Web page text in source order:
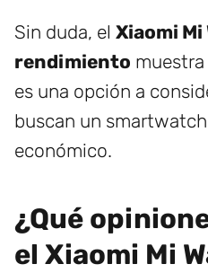
Sin duda, el Xiaomi
rendimiento
es una opción a
buscan un
económico.
¿Qué
el Xiaomi Mi